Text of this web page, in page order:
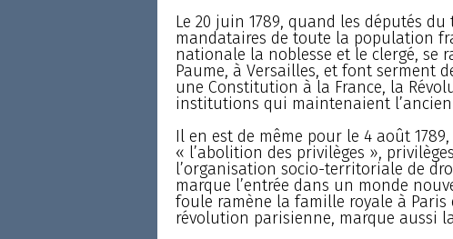
Le 20 juin 1789, quand les députés
mandataires de toute la population
nationale la noblesse et le clergé, se
Paume, à Versailles, et font serment
une Constitution à la France, la
institutions qui maintenaient
Il en est de même pour le 4 août
« l’abolition des privilèges »,
l’organisation socio-territoriale de
marque l’entrée dans un monde
foule ramène la famille royale à
révolution parisienne, marque aussi